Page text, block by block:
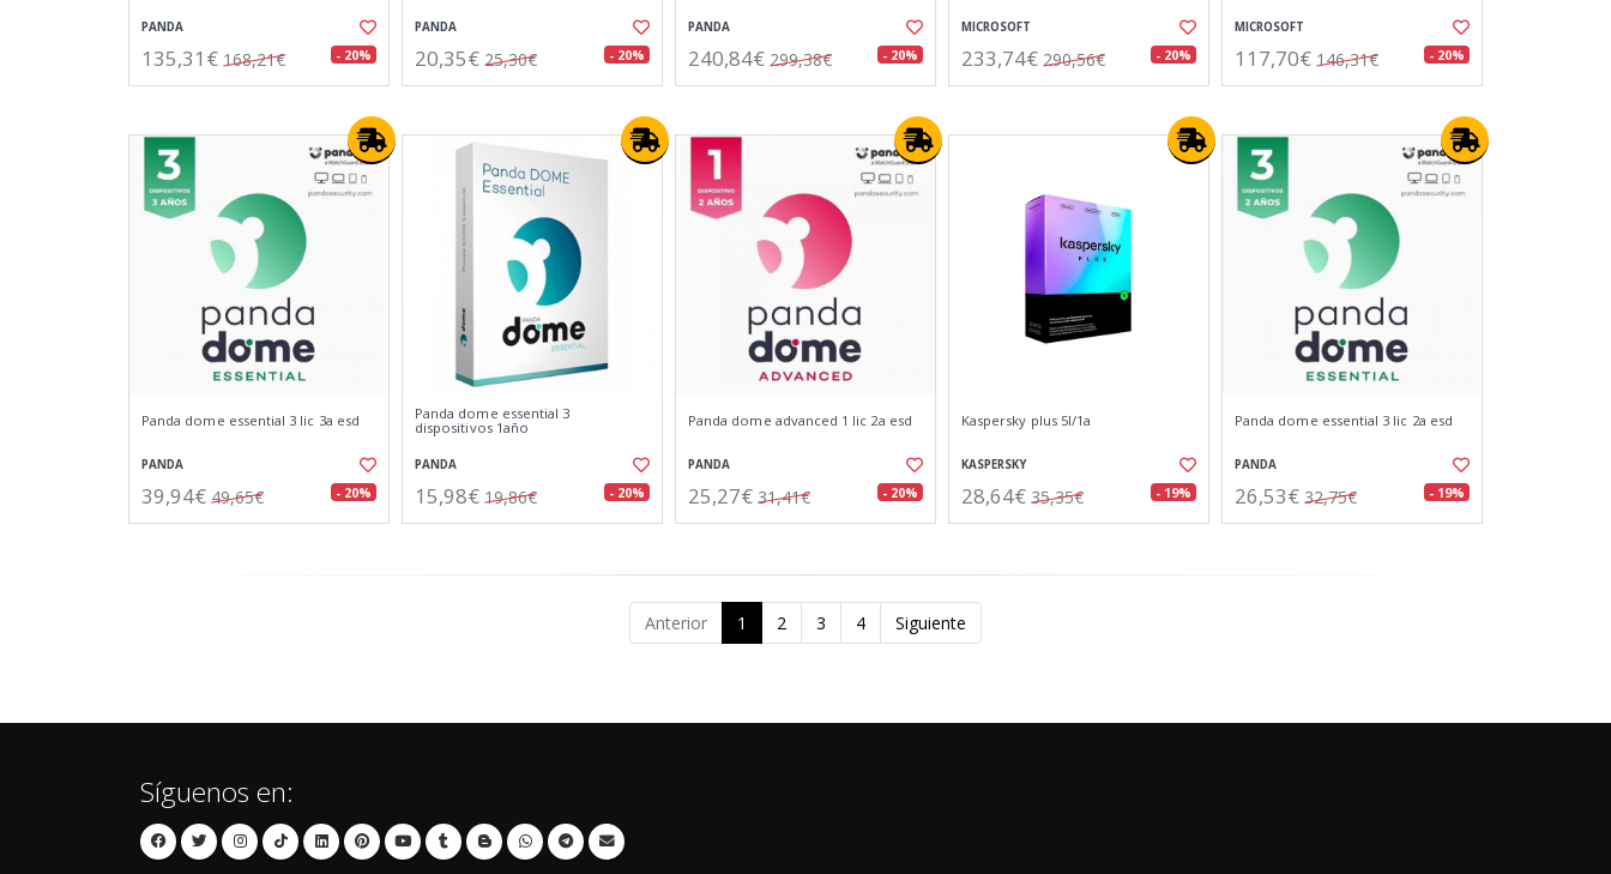
PANDA
135,31€ 168,21€ - 20%
PANDA
20,35€ 25,30€ - 20%
PANDA
240,84€ 299,38€ - 20%
MICROSOFT
233,74€ 290,56€ - 20%
MICROSOFT
117,70€ 146,31€ - 20%
Panda dome essential 3 lic 3a esd
PANDA
39,94€ 49,65€ - 20%
Panda dome essential 3
dispositivos 1año
PANDA
15,98€ 19,86€ - 20%
Panda dome advanced 1 lic 2a esd
PANDA
25,27€ 31,41€ - 20%
Kaspersky plus 5l/1a
KASPERSKY
28,64€ 35,35€ - 19%
Panda dome essential 3 lic 2a esd
PANDA
26,53€ 32,75€ - 19%
Anterior 1 2 3 4 Siguiente
Síguenos en: